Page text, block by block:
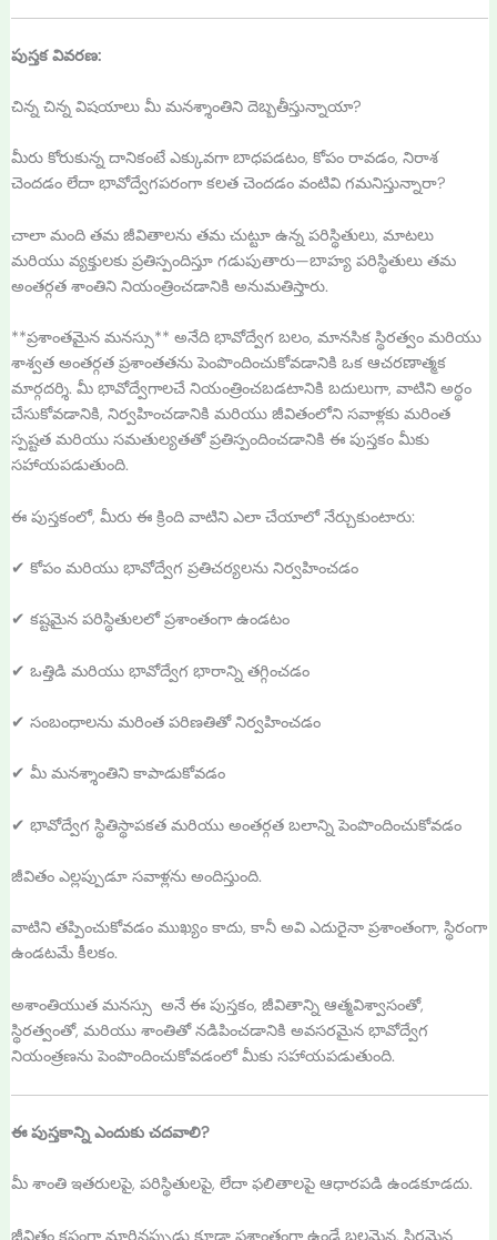
పుస్తక వివరణ:
చిన్న చిన్న విషయాలు మీ మనశ్శాంతిని దెబ్బతీస్తున్నాయా?
మీరు కోరుకున్న దానికంటే ఎక్కువగా బాధపడటం, కోపం రావడం, నిరాశ
చెందడం లేదా భావోద్వేగపరంగా కలత చెందడం వంటివి గమనిస్తున్నారా?
చాలా మంది తమ జీవితాలను తమ చుట్టూ ఉన్న పరిస్థితులు, మాటలు
మరియు వ్యక్తులకు ప్రతిస్పందిస్తూ గడుపుతారు—బాహ్య పరిస్థితులు తమ
అంతర్గత శాంతిని నియంత్రించడానికి అనుమతిస్తారు.
**ప్రశాంతమైన మనస్సు** అనేది భావోద్వేగ బలం, మానసిక స్థిరత్వం మరియు
శాశ్వత అంతర్గత ప్రశాంతతను పెంపొందించుకోవడానికి ఒక ఆచరణాత్మక
మార్గదర్శి. మీ భావోద్వేగాలచే నియంత్రించబడటానికి బదులుగా, వాటిని అర్థం
చేసుకోవడానికి, నిర్వహించడానికి మరియు జీవితంలోని సవాళ్లకు మరింత
స్పష్టత మరియు సమతుల్యతతో ప్రతిస్పందించడానికి ఈ పుస్తకం మీకు
సహాయపడుతుంది.
ఈ పుస్తకంలో, మీరు ఈ క్రింది వాటిని ఎలా చేయాలో నేర్చుకుంటారు:
✔ కోపం మరియు భావోద్వేగ ప్రతిచర్యలను నిర్వహించడం
✔ కష్టమైన పరిస్థితులలో ప్రశాంతంగా ఉండటం
✔ ఒత్తిడి మరియు భావోద్వేగ భారాన్ని తగ్గించడం
✔ సంబంధాలను మరింత పరిణతితో నిర్వహించడం
✔ మీ మనశ్శాంతిని కాపాడుకోవడం
✔ భావోద్వేగ స్థితిస్థాపకత మరియు అంతర్గత బలాన్ని పెంపొందించుకోవడం
జీవితం ఎల్లప్పుడూ సవాళ్లను అందిస్తుంది.
వాటిని తప్పించుకోవడం ముఖ్యం కాదు, కానీ అవి ఎదురైనా ప్రశాంతంగా, స్థిరంగా
ఉండటమే కీలకం.
అశాంతియుత మనస్సు అనే ఈ పుస్తకం, జీవితాన్ని ఆత్మవిశ్వాసంతో,
స్థిరత్వంతో, మరియు శాంతితో నడిపించడానికి అవసరమైన భావోద్వేగ
నియంత్రణను పెంపొందించుకోవడంలో మీకు సహాయపడుతుంది.
ఈ పుస్తకాన్ని ఎందుకు చదవాలి?
మీ శాంతి ఇతరులపై, పరిస్థితులపై, లేదా ఫలితాలపై ఆధారపడి ఉండకూడదు.
జీవితం కష్టంగా మారినప్పుడు కూడా ప్రశాంతంగా ఉండే బలమైన, స్థిరమైన